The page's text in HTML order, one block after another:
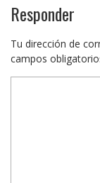
Responder
Tu dirección de
campos